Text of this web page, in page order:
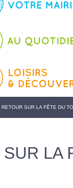
RETOUR SUR LA FÊTE DU
LA